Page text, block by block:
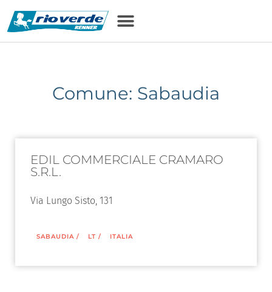
Comune: Sabaudia
EDIL COMMERCIALE CRAMARO
S.R.L.
Via Lungo Sisto, 131
SABAUDIA / LT / ITALIA